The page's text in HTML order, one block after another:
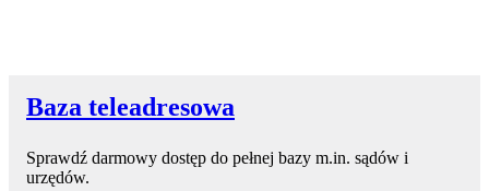
Baza teleadresowa
Sprawdź darmowy dostęp do pełnej bazy m.in. sądów i
urzędów.